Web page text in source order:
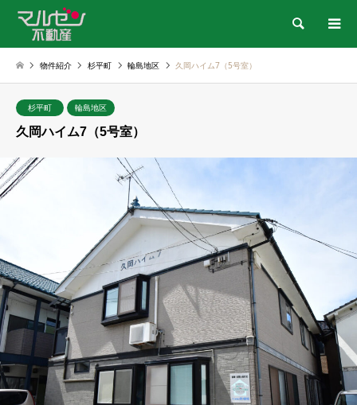
検索
物件紹介 杉平町 輪島地区 久岡ハイム7（5号室）
杉平町 輪島地区
久岡ハイム7（5号室）